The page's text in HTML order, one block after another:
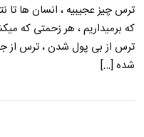
ترس چیز عجیبیه ، انسان ها تا
که برمیداریم ، هر زحمتی که
ترس از بی پول شدن ، ترس از
شده […]